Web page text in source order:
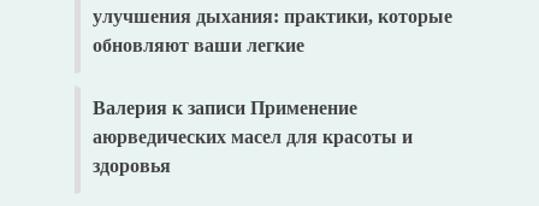
улучшения дыхания: практики, которые
обновляют ваши легкие
Валерия к записи Применение
аюрведических масел для красоты и
здоровья